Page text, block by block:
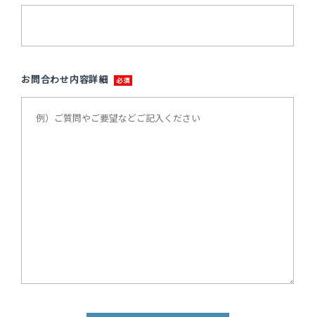
お問合わせ内容詳細